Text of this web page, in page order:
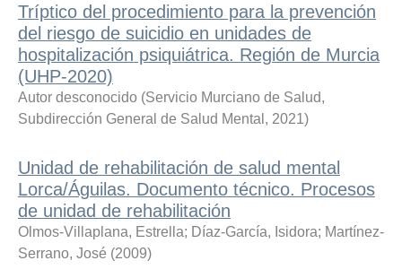
Tríptico del procedimiento para la prevención
del riesgo de suicidio en unidades de
hospitalización psiquiátrica. Región de Murcia
(UHP-2020)
Autor desconocido (Servicio Murciano de Salud,
Subdirección General de Salud Mental , 2021)
Unidad de rehabilitación de salud mental
Lorca/Águilas. Documento técnico. Procesos
de unidad de rehabilitación
Olmos-Villaplana, Estrella; Díaz-García, Isidora; Martínez-
Serrano, José (2009)